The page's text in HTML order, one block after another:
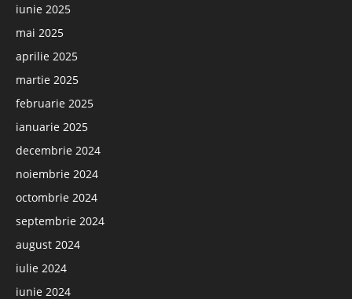
iunie 2025
mai 2025
aprilie 2025
martie 2025
februarie 2025
ianuarie 2025
decembrie 2024
noiembrie 2024
octombrie 2024
septembrie 2024
august 2024
iulie 2024
iunie 2024